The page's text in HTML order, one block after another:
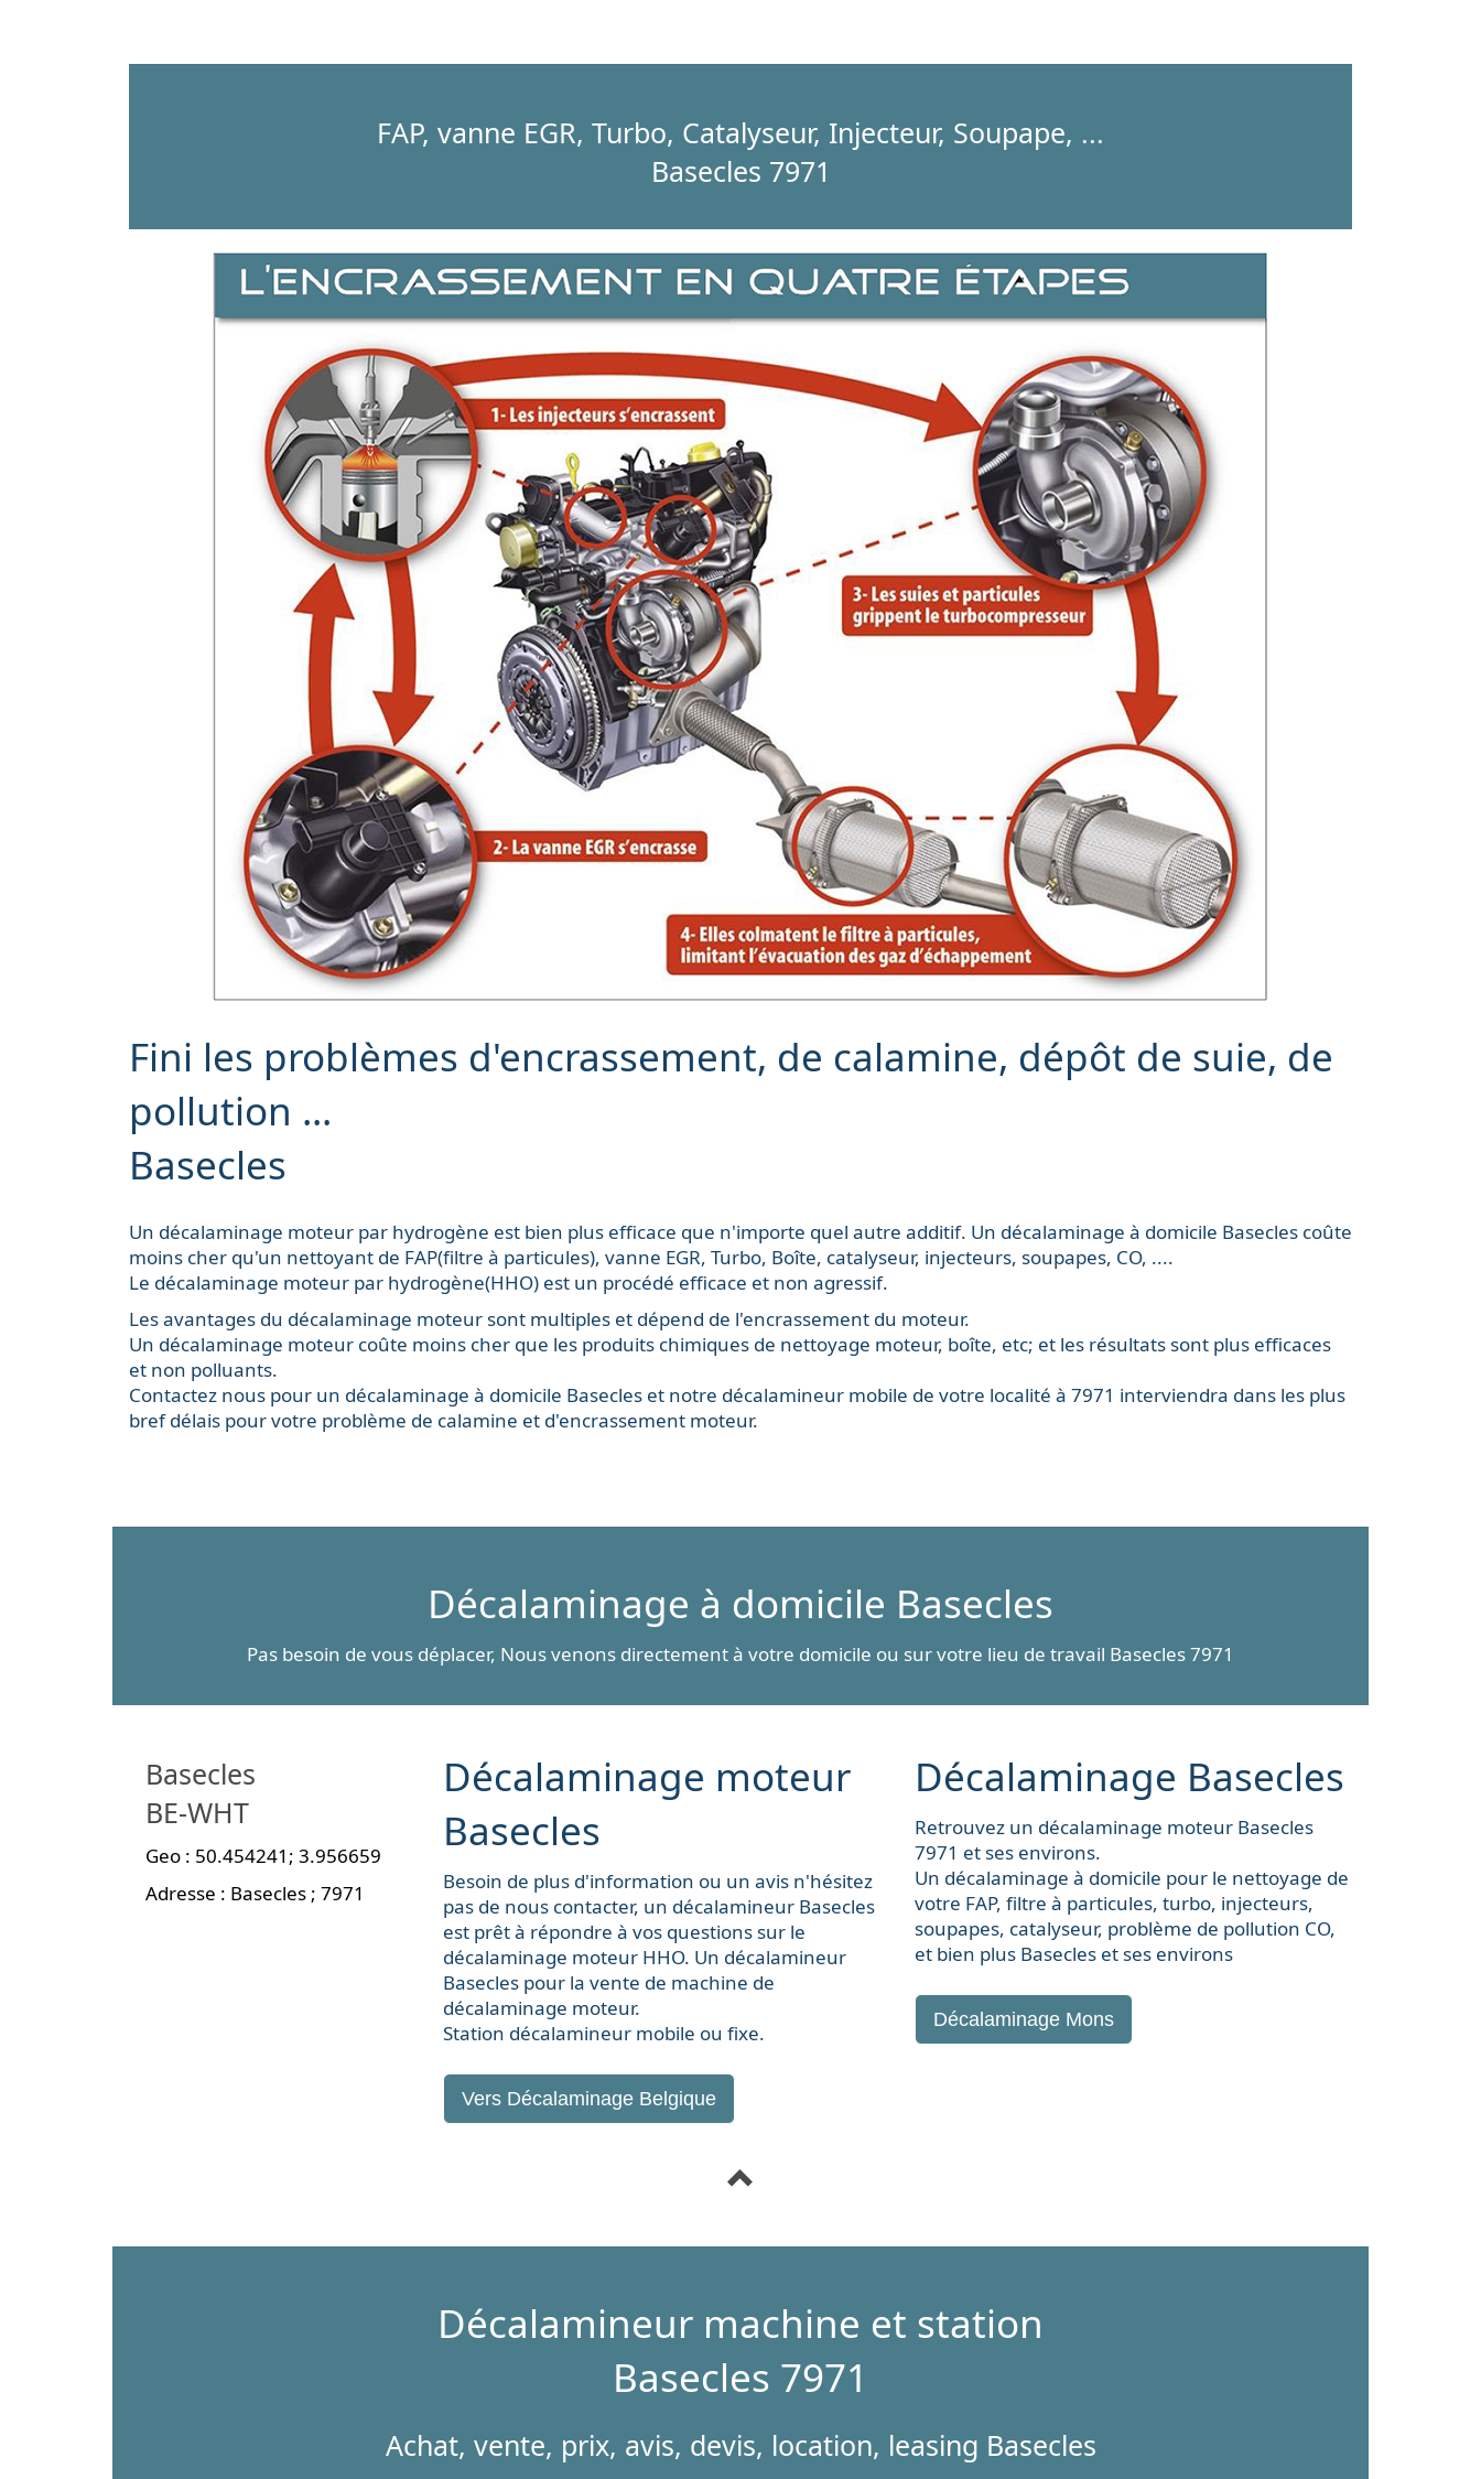
FAP, vanne EGR, Turbo, Catalyseur, Injecteur, Soupape, ...
Basecles 7971
Fini les problèmes d'encrassement, de calamine, dépôt de suie, de
pollution ...
Basecles
Un décalaminage moteur par hydrogène est bien plus efficace que n'importe quel autre additif. Un décalaminage à domicile Basecles coûte
moins cher qu'un nettoyant de FAP(filtre à particules), vanne EGR, Turbo, Boîte, catalyseur, injecteurs, soupapes, CO, ....
Le décalaminage moteur par hydrogène(HHO) est un procédé efficace et non agressif.
Les avantages du décalaminage moteur sont multiples et dépend de l'encrassement du moteur.
Un décalaminage moteur coûte moins cher que les produits chimiques de nettoyage moteur, boîte, etc; et les résultats sont plus efficaces
et non polluants.
Contactez nous pour un décalaminage à domicile Basecles et notre décalamineur mobile de votre localité à 7971 interviendra dans les plus
bref délais pour votre problème de calamine et d'encrassement moteur.
Décalaminage à domicile Basecles
Pas besoin de vous déplacer, Nous venons directement à votre domicile ou sur votre lieu de travail Basecles 7971
Basecles
BE-WHT
Geo : 50.454241 ; 3.956659
Adresse : Basecles ; 7971
Décalaminage moteur
Basecles
Besoin de plus d'information ou un avis n'hésitez
pas de nous contacter, un décalamineur Basecles
est prêt à répondre à vos questions sur le
décalaminage moteur HHO. Un décalamineur
Basecles pour la vente de machine de
décalaminage moteur.
Station décalamineur mobile ou fixe.
Vers Décalaminage Belgique
Décalaminage Basecles
Retrouvez un décalaminage moteur Basecles
7971 et ses environs.
Un décalaminage à domicile pour le nettoyage de
votre FAP, filtre à particules, turbo, injecteurs,
soupapes, catalyseur, problème de pollution CO,
et bien plus Basecles et ses environs
Décalaminage Mons
Décalamineur machine et station
Basecles 7971
Achat, vente, prix, avis, devis, location, leasing Basecles